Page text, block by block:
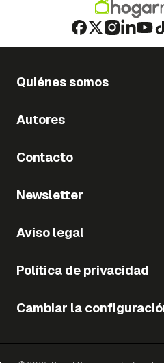
Quiénes somos
Autores
Contacto
Newsletter
Aviso legal
Política de privacidad
Cambiar la